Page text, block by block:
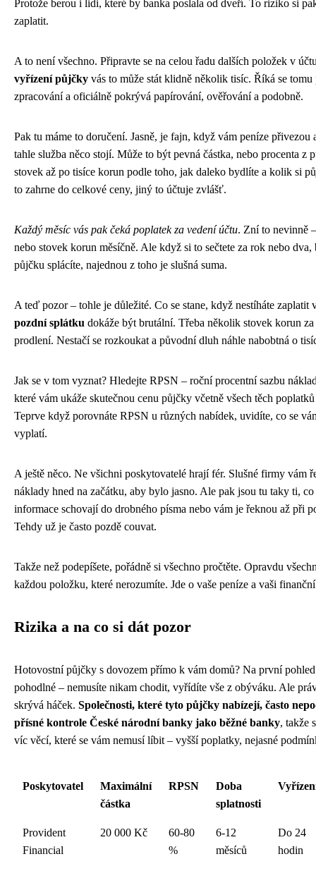
Protože berou i lidi, které by banka poslala od dveří. To riziko si
zaplatit.
A to není všechno. Připravte se na celou řadu dalších položek v
vyřízení půjčky vás to může stát klidně několik tisíc. Říká se tomu
zpracování a oficiálně pokrývá papírování, ověřování a podobně.
Pak tu máme to doručení. Jasně, je fajn, když vám peníze přivezou
tahle služba něco stojí. Může to být pevná částka, nebo procenta z
stovek až po tisíce korun podle toho, jak daleko bydlíte a kolik si
to zahrne do celkové ceny, jiný to účtuje zvlášť.
Každý měsíc vás pak čeká poplatek za vedení účtu. Zní to nevinně
nebo stovek korun měsíčně. Ale když si to sečtete za rok nebo dva,
půjčku splácíte, najednou z toho je slušná suma.
A teď pozor – tohle je důležité. Co se stane, když nestíháte zaplatit
pozdní splátku dokáže být brutální. Třeba několik stovek korun
prodlení. Nestačí se rozkoukat a původní dluh náhle nabobtná o
Jak se v tom vyznat? Hledejte RPSN – roční procentní sazbu
které vám ukáže skutečnou cenu půjčky včetně všech těch
Teprve když porovnáte RPSN u různých nabídek, uvidíte, co se
vyplatí.
A ještě něco. Ne všichni poskytovatelé hrají fér. Slušné firmy vám
náklady hned na začátku, aby bylo jasno. Ale pak jsou tu taky ti,
informace schovají do drobného písma nebo vám je řeknou až při
Tehdy už je často pozdě couvat.
Takže než podepíšete, pořádně si všechno pročtěte. Opravdu
každou položku, které nerozumíte. Jde o vaše peníze a vaši
Rizika a na co si dát pozor
Hotovostní půjčky s dovozem přímo k vám domů? Na první pohled
pohodlné – nemusíte nikam chodit, vyřídíte vše z obýváku. Ale
skrývá háček. Společnosti, které tyto půjčky nabízejí, často
přísné kontrole České národní banky jako běžné banky, takže
víc věcí, které se vám nemusí líbit – vyšší poplatky, nejasné
Poskytovatel
Maximální
částka
RPSN
Doba
splatnosti
Provident
Financial
20 000 Kč
60-80
%
6-12
měsíců
Do 24
hodin